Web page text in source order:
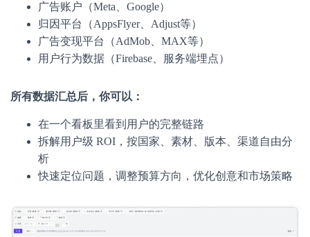
广告账户（Meta、Google）
归因平台（AppsFlyer、Adjust等）
广告变现平台（AdMob、MAX等）
用户行为数据（Firebase、服务端埋点）
所有数据汇总后，你可以：
在一个看板里看到用户的完整链路
拆解用户级 ROI，按国家、素材、版本、渠道自由分
析
快速定位问题，调整预算方向，优化创意和市场策略